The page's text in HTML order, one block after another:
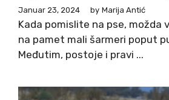
Januar 23, 2024 by Marija Antić
Kada pomislite na pse, možda
na pamet mali šarmeri poput
Međutim, postoje i pravi ...